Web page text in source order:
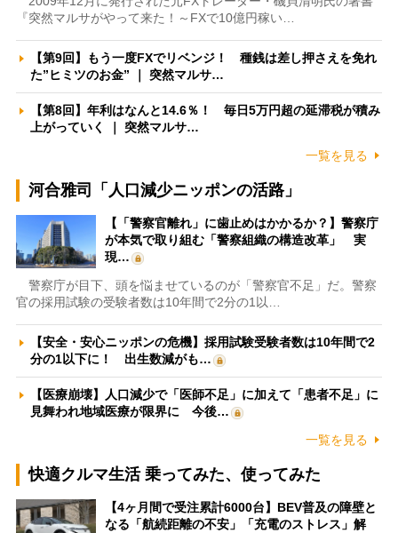
『突然マルサがやって来た！～FXで10億円稼い…
【第9回】もう一度FXでリベンジ！ 種銭は差し押さえを免れ
た”ヒミツのお金” ｜ 突然マルサ…
【第8回】年利はなんと14.6％！ 毎日5万円超の延滞税が積み
上がっていく ｜ 突然マルサ…
一覧を見る
河合雅司「人口減少ニッポンの活路」
【「警察官離れ」に歯止めはかかるか？】警察庁
が本気で取り組む「警察組織の構造改革」 実
現…
警察庁が目下、頭を悩ませているのが「警察官不足」だ。警察
官の採用試験の受験者数は10年間で2分の1以…
【安全・安心ニッポンの危機】採用試験受験者数は10年間で2
分の1以下に！ 出生数減がも…
【医療崩壊】人口減少で「医師不足」に加えて「患者不足」に
見舞われ地域医療が限界に 今後…
一覧を見る
快適クルマ生活 乗ってみた、使ってみた
【4ヶ月間で受注累計6000台】BEV普及の障壁と
なる「航続距離の不安」「充電のストレス」解